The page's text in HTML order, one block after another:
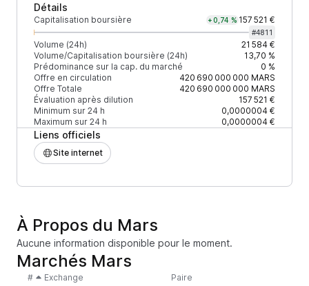
Détails
Capitalisation boursière +0,74 % 157 521 €
#4811
Volume (24h)
21 584 €
Volume/Capitalisation boursière (24h)
13,70 %
Prédominance sur la cap. du marché
0 %
Offre en circulation
420 690 000 000 MARS
Offre Totale
420 690 000 000 MARS
Évaluation après dilution
157 521 €
Minimum sur 24 h
0,0000004 €
Maximum sur 24 h
0,0000004 €
Liens officiels
Site internet
À Propos du Mars
Aucune information disponible pour le moment.
Marchés Mars
# Exchange Paire